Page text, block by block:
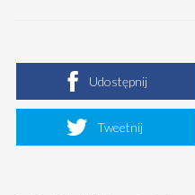
Udostępnij
Tweetnij